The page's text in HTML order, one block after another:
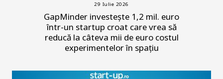
29 Iulie 2026
GapMinder investește 1,2 mil. euro
într-un startup croat care vrea să
reducă la câteva mii de euro costul
experimentelor în spațiu